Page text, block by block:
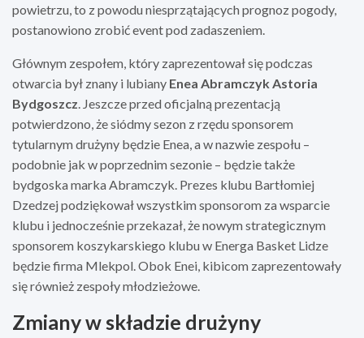
powietrzu, to z powodu niesprzątających prognoz pogody,
postanowiono zrobić event pod zadaszeniem.
Głównym zespołem, który zaprezentował się podczas
otwarcia był znany i lubiany Enea Abramczyk Astoria
Bydgoszcz . Jeszcze przed oficjalną prezentacją
potwierdzono, że siódmy sezon z rzędu sponsorem
tytularnym drużyny będzie Enea, a w nazwie zespołu –
podobnie jak w poprzednim sezonie – będzie także
bydgoska marka Abramczyk. Prezes klubu Bartłomiej
Dzedzej podziękował wszystkim sponsorom za wsparcie
klubu i jednocześnie przekazał, że nowym strategicznym
sponsorem koszykarskiego klubu w Energa Basket Lidze
będzie firma Mlekpol. Obok Enei, kibicom zaprezentowały
się również zespoły młodzieżowe.
Zmiany w składzie drużyny